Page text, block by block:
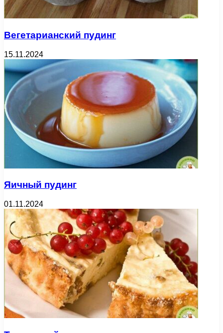
Вегетарианский пудинг
15.11.2024
Яичный пудинг
01.11.2024